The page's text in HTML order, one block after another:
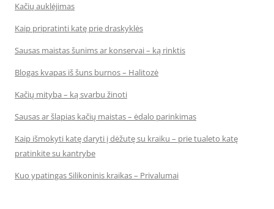
Kačių auklėjimas
Kaip pripratinti katę prie draskyklės
Sausas maistas šunims ar konservai – ką rinktis
Blogas kvapas iš šuns burnos – Halitozė
Kačių mityba – ką svarbu žinoti
Sausas ar šlapias kačių maistas – ėdalo parinkimas
Kaip išmokyti katę daryti į dėžutę su kraiku – prie tualeto katę
pratinkite su kantrybe
Kuo ypatingas Silikoninis kraikas – Privalumai